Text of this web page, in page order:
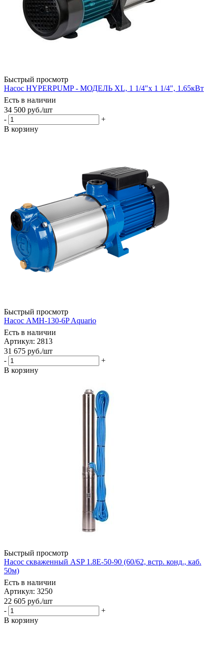
Быстрый просмотр
Насос HYPERPUMP - МОДЕЛЬ XL, 1 1/4"х 1 1/4", 1.65кВт
Есть в наличии
34 500 руб./шт
-
+
В корзину
Быстрый просмотр
Насос AMH-130-6P Aquario
Есть в наличии
Артикул: 2813
31 675 руб./шт
-
+
В корзину
Быстрый просмотр
Насос скваженный ASP 1.8Е-50-90 (60/62, встр. конд., каб.
50м)
Есть в наличии
Артикул: 3250
22 605 руб./шт
-
+
В корзину